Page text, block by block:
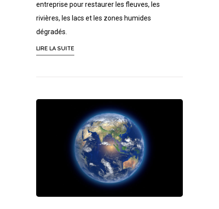
entreprise pour restaurer les fleuves, les
rivières, les lacs et les zones humides
dégradés.
LIRE LA SUITE